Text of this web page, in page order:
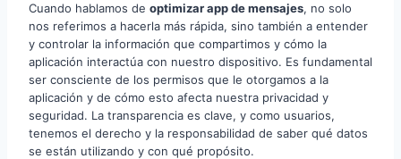
Cuando hablamos de optimizar app de mensajes, no solo
nos referimos a hacerla más rápida, sino también a entender
y controlar la información que compartimos y cómo la
aplicación interactúa con nuestro dispositivo. Es fundamental
ser consciente de los permisos que le otorgamos a la
aplicación y de cómo esto afecta nuestra privacidad y
seguridad. La transparencia es clave, y como usuarios,
tenemos el derecho y la responsabilidad de saber qué datos
se están utilizando y con qué propósito.